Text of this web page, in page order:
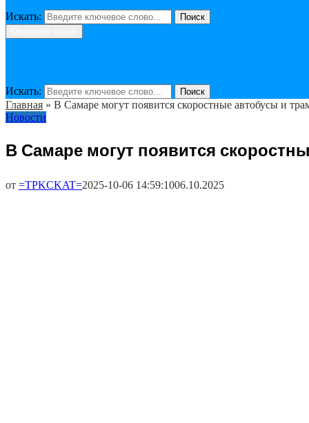
Искать:
Поиск
Искать: Поиск
Главная » В Самаре могут появится скоростные автобусы и
Новости
В Самаре могут появится
от =TPKCKAT=2025-10-06 14:59:1006.10.2025